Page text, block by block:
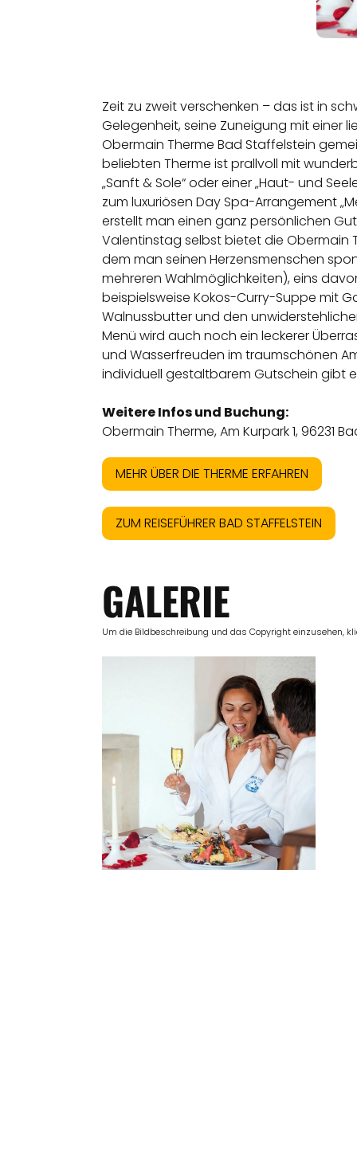
Zeit zu zweit verschenken – das ist in
Gelegenheit, seine Zuneigung mit einer
Obermain Therme Bad Staffelstein
beliebten Therme ist prallvoll mit
„Sanft & Sole“ oder einer „Haut- und
zum luxuriösen Day Spa-Arrangement
erstellt man einen ganz persönlichen
Valentinstag selbst bietet die Obermain
dem man seinen Herzensmenschen
mehreren Wahlmöglichkeiten), eins
beispielsweise Kokos-Curry-Suppe mit
Walnussbutter und den
Menü wird auch noch ein leckerer
und Wasserfreuden im traumschönen
individuell gestaltbarem Gutschein gibt
Weitere Infos und Buchung:
Obermain Therme, Am Kurpark 1, 96231
MEHR ÜBER DIE THERME ERFAHREN
ZUM REISEFÜHRER BAD STAFFELSTEIN
GALERIE
Um die Bildbeschreibung und das Copyright einzusehen,